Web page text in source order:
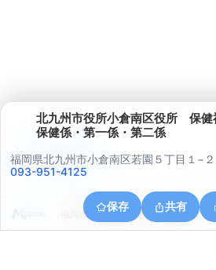
北九州市役所小倉南区役所 保健
保健係・第一係・第二係
福岡県北九州市小倉南区若園５丁目１−２
093-951-4125
保存 共有
福岡県北九州市小倉南区大字横代
アプリで見る